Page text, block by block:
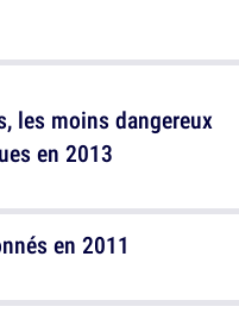
en 2011
les moins dangereux
en 2013